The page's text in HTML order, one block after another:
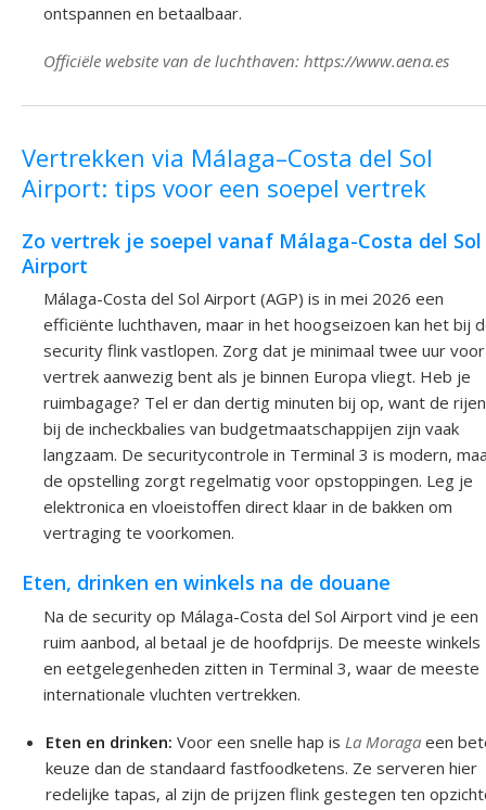
ontspannen en betaalbaar.
Officiële website van de luchthaven: https://www.aena.es
Vertrekken via Málaga–Costa del Sol
Airport: tips voor een soepel vertrek
Zo vertrek je soepel vanaf Málaga-Costa del Sol
Airport
Málaga-Costa del Sol Airport (AGP) is in mei 2026 een
efficiënte luchthaven, maar in het hoogseizoen kan het bij
security flink vastlopen. Zorg dat je minimaal twee uur voor
vertrek aanwezig bent als je binnen Europa vliegt. Heb je
ruimbagage? Tel er dan dertig minuten bij op, want de rijen
bij de incheckbalies van budgetmaatschappijen zijn vaak
langzaam. De securitycontrole in Terminal 3 is modern,
de opstelling zorgt regelmatig voor opstoppingen. Leg je
elektronica en vloeistoffen direct klaar in de bakken om
vertraging te voorkomen.
Eten, drinken en winkels na de douane
Na de security op Málaga-Costa del Sol Airport vind je een
ruim aanbod, al betaal je de hoofdprijs. De meeste winkels
en eetgelegenheden zitten in Terminal 3, waar de meeste
internationale vluchten vertrekken.
Eten en drinken: Voor een snelle hap is La Moraga een
keuze dan de standaard fastfoodketens. Ze serveren hier
redelijke tapas, al zijn de prijzen flink gestegen ten